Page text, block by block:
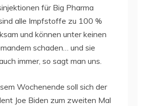
für Big Pharma
alle Impfstoffe zu 100 %
und können unter keinen
schaden… und sie
immer, so sagt man uns.
Wochenende soll sich der
Joe Biden zum zweiten Mal